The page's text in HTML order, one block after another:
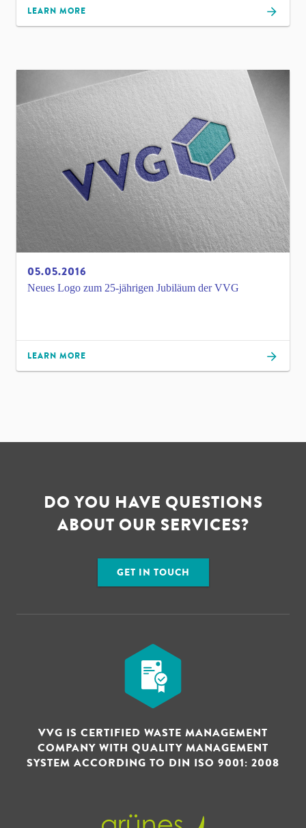
LEARN MORE
05.05.2016
Neues Logo zum 25-jährigen Jubiläum der VVG
LEARN MORE
DO YOU HAVE QUESTIONS
ABOUT OUR SERVICES?
GET IN TOUCH
VVG IS CERTIFIED WASTE MANAGEMENT
COMPANY WITH QUALITY MANAGEMENT
SYSTEM ACCORDING TO DIN ISO 9001: 2008